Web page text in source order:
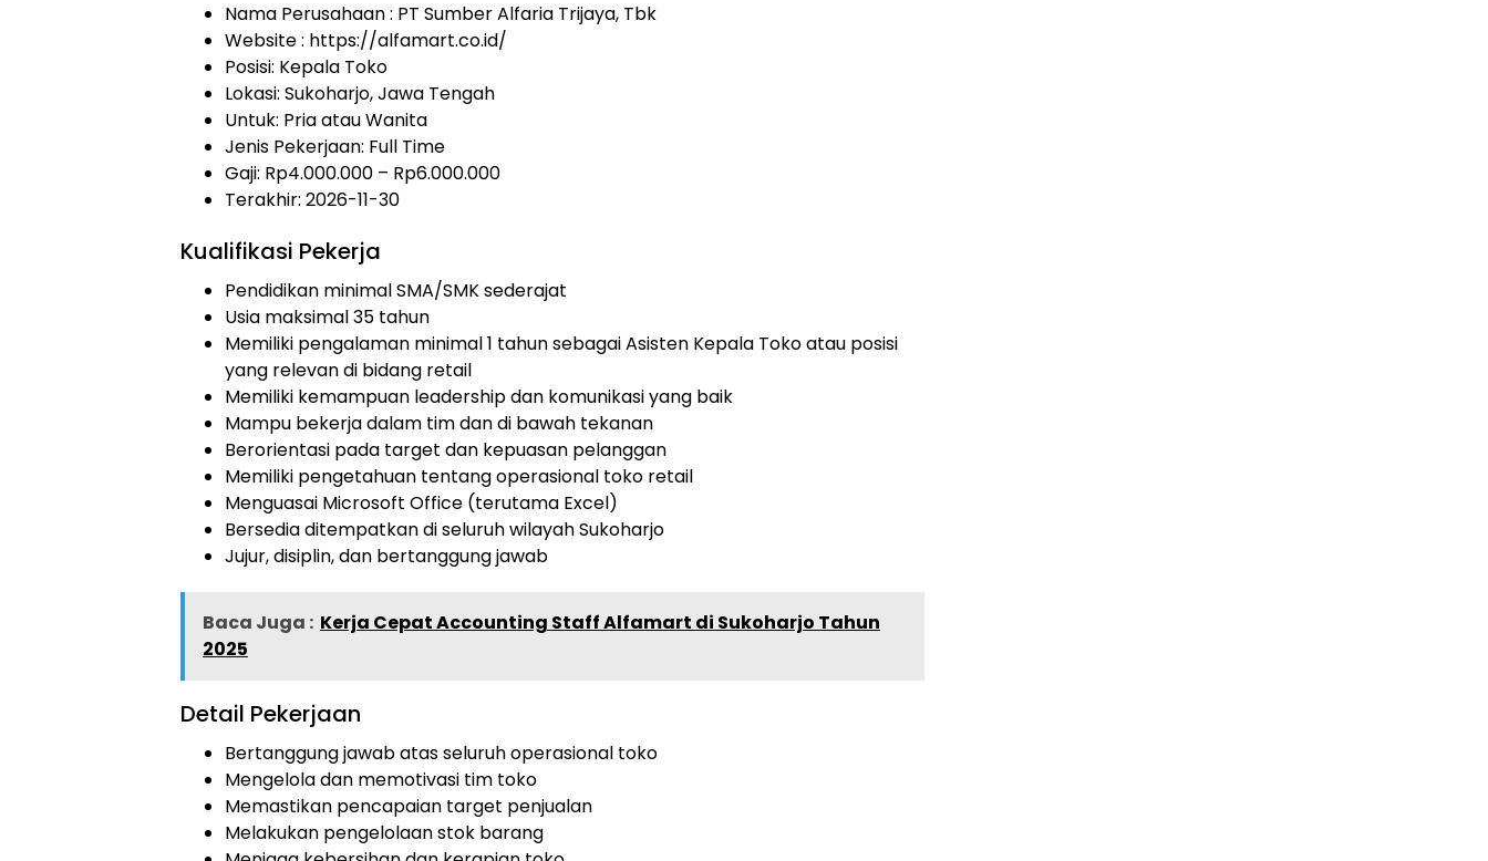
Nama Perusahaan : PT Sumber Alfaria Trijaya, Tbk
Website : https://alfamart.co.id/
Posisi: Kepala Toko
Lokasi: Sukoharjo, Jawa Tengah
Untuk: Pria atau Wanita
Jenis Pekerjaan: Full Time
Gaji: Rp4.000.000 – Rp6.000.000
Terakhir: 2026-11-30
Kualifikasi Pekerja
Pendidikan minimal SMA/SMK sederajat
Usia maksimal 35 tahun
Memiliki pengalaman minimal 1 tahun sebagai Asisten Kepala Toko atau posisi
yang relevan di bidang retail
Memiliki kemampuan leadership dan komunikasi yang baik
Mampu bekerja dalam tim dan di bawah tekanan
Berorientasi pada target dan kepuasan pelanggan
Memiliki pengetahuan tentang operasional toko retail
Menguasai Microsoft Office (terutama Excel)
Bersedia ditempatkan di seluruh wilayah Sukoharjo
Jujur, disiplin, dan bertanggung jawab
Baca Juga : Kerja Cepat Accounting Staff Alfamart di Sukoharjo Tahun
2025
Detail Pekerjaan
Bertanggung jawab atas seluruh operasional toko
Mengelola dan memotivasi tim toko
Memastikan pencapaian target penjualan
Melakukan pengelolaan stok barang